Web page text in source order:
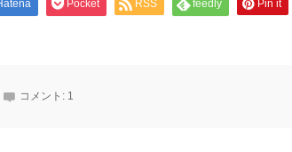
Pocket RSS feedly Pin it
コメント: 1